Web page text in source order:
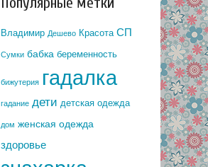
Владимир Дешево Красота СП
Сумки бабка беременность
бижутерия гадалка
гадание дети детская одежда
дом женская одежда
здоровье